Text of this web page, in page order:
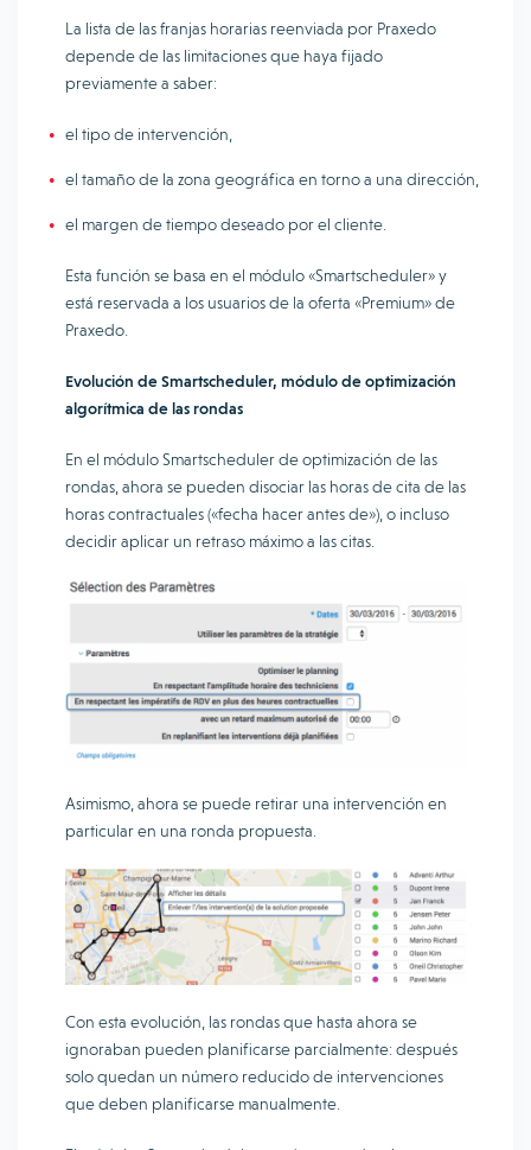
La lista de las franjas horarias reenviada por Praxedo
depende de las limitaciones que haya fijado
previamente a saber:
el tipo de intervención,
el tamaño de la zona geográfica en torno a una dirección,
el margen de tiempo deseado por el cliente.
Esta función se basa en el módulo «Smartscheduler» y
está reservada a los usuarios de la oferta «Premium» de
Praxedo.
Evolución de Smartscheduler, módulo de optimización
algorítmica de las rondas
En el módulo Smartscheduler de optimización de las
rondas, ahora se pueden disociar las horas de cita de las
horas contractuales («fecha hacer antes de»), o incluso
decidir aplicar un retraso máximo a las citas.
Asimismo, ahora se puede retirar una intervención en
particular en una ronda propuesta.
Con esta evolución, las rondas que hasta ahora se
ignoraban pueden planificarse parcialmente: después
solo quedan un número reducido de intervenciones
que deben planificarse manualmente.